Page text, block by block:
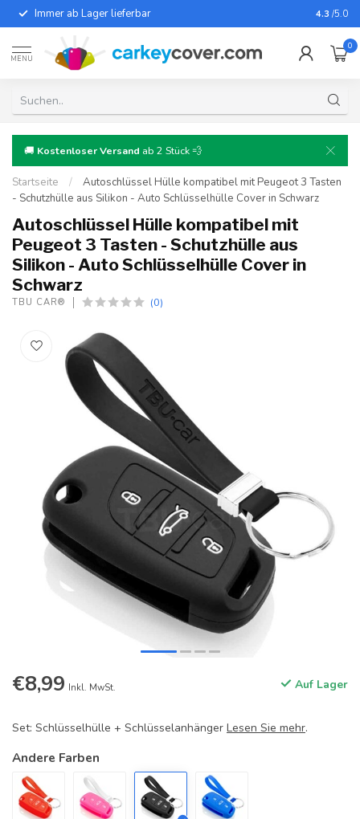
Immer ab Lager lieferbar Für fast
4.3 /5.0
MENU
0
🚚 Kostenloser Versand ab 2 Stück 💨
Startseite /
Autoschlüssel Hülle kompatibel mit Peugeot 3 Tasten
- Schutzhülle aus Silikon - Auto Schlüsselhülle Cover in Schwarz
Autoschlüssel Hülle kompatibel mit
Peugeot 3 Tasten - Schutzhülle aus
Silikon - Auto Schlüsselhülle Cover in
Schwarz
TBU CAR® (0)
€8,99 Inkl. MwSt. Auf Lager
Set: Schlüsselhülle + Schlüsselanhänger Lesen Sie mehr.
Andere Farben